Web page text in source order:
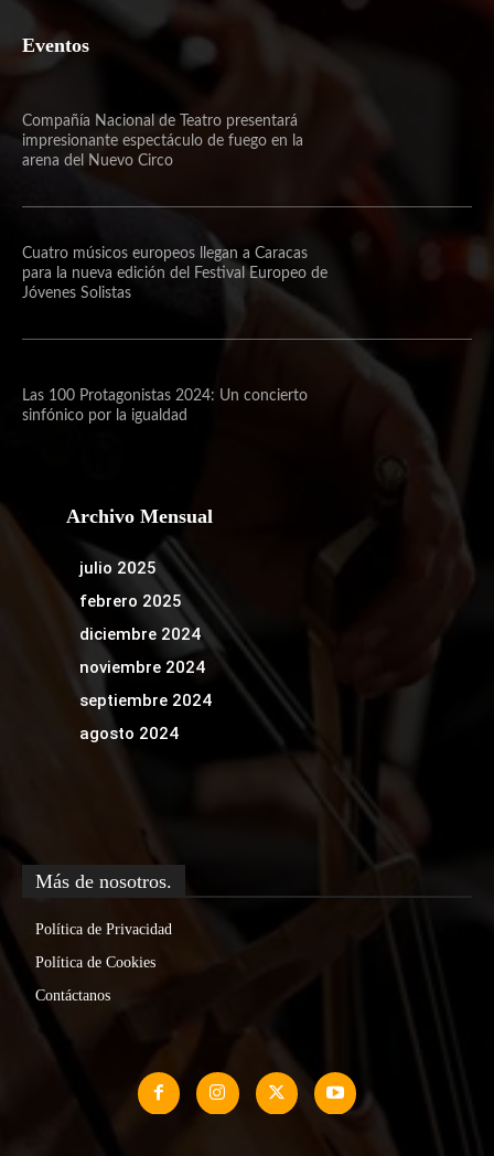
Eventos
Compañía Nacional de Teatro presentará
impresionante espectáculo de fuego en la
arena del Nuevo Circo
Cuatro músicos europeos llegan a Caracas
para la nueva edición del Festival Europeo de
Jóvenes Solistas
Las 100 Protagonistas 2024: Un concierto
sinfónico por la igualdad
Archivo Mensual
julio 2025
febrero 2025
diciembre 2024
noviembre 2024
septiembre 2024
agosto 2024
Más de nosotros.
Política de Privacidad
Política de Cookies
Contáctanos